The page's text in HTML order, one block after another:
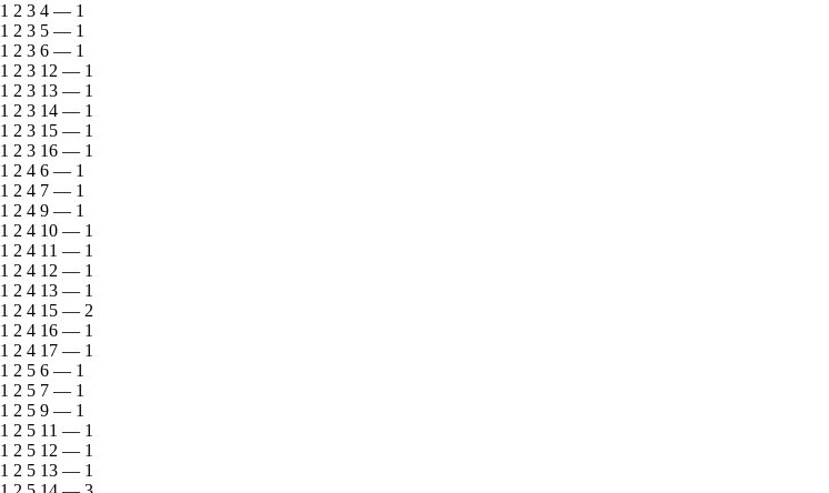
1 2 3 4 — 1
1 2 3 5 — 1
1 2 3 6 — 1
1 2 3 12 — 1
1 2 3 13 — 1
1 2 3 14 — 1
1 2 3 15 — 1
1 2 3 16 — 1
1 2 4 6 — 1
1 2 4 7 — 1
1 2 4 9 — 1
1 2 4 10 — 1
1 2 4 11 — 1
1 2 4 12 — 1
1 2 4 13 — 1
1 2 4 15 — 2
1 2 4 16 — 1
1 2 4 17 — 1
1 2 5 6 — 1
1 2 5 7 — 1
1 2 5 9 — 1
1 2 5 11 — 1
1 2 5 12 — 1
1 2 5 13 — 1